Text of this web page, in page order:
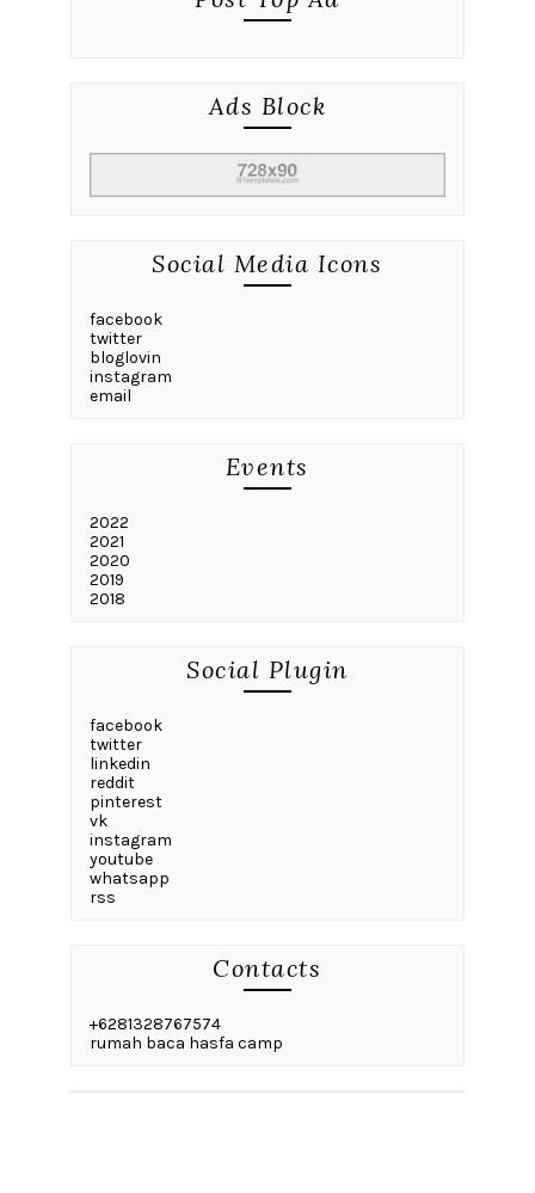
Ads Block
Social Media Icons
facebook
twitter
bloglovin
instagram
email
Events
2022
2021
2020
2019
2018
Social Plugin
facebook
twitter
linkedin
reddit
pinterest
vk
instagram
youtube
whatsapp
rss
Contacts
+6281328767574
rumah baca hasfa camp